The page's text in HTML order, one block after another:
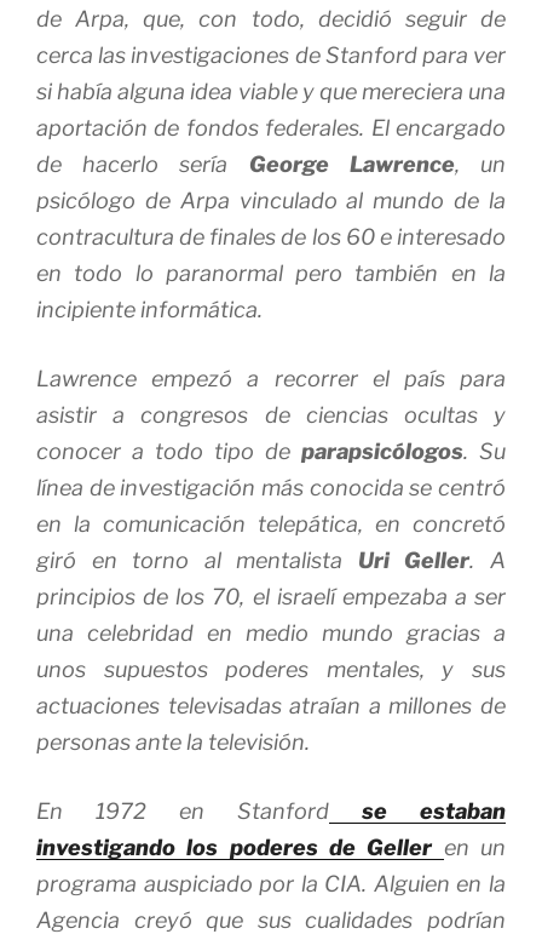
de Arpa, que, con todo, decidió seguir de
cerca las investigaciones de Stanford para ver
si había alguna idea viable y que mereciera una
aportación de fondos federales. El encargado
de hacerlo sería George Lawrence, un
psicólogo de Arpa vinculado al mundo de la
contracultura de finales de los 60 e interesado
en todo lo paranormal pero también en la
incipiente informática.
Lawrence empezó a recorrer el país para
asistir a congresos de ciencias ocultas y
conocer a todo tipo de parapsicólogos. Su
línea de investigación más conocida se centró
en la comunicación telepática, en concretó
giró en torno al mentalista Uri Geller. A
principios de los 70, el israelí empezaba a ser
una celebridad en medio mundo gracias a
unos supuestos poderes mentales, y sus
actuaciones televisadas atraían a millones de
personas ante la televisión.
En 1972 en Stanford se estaban
investigando los poderes de Geller en un
programa auspiciado por la CIA. Alguien en la
Agencia creyó que sus cualidades podrían